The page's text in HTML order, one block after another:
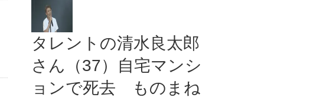
タレントの清水良太郎
さん（37）自宅マンシ
ョンで死去 ものまね